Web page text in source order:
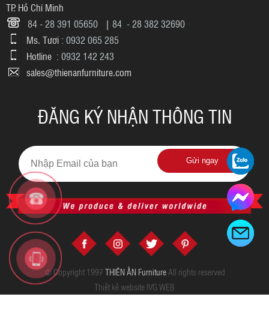
TP. Hồ Chí Minh
84 - 28 391 05650 | 84 - 28 382 32690
Ms. Tươi : 0932 065 285
Hotline : 0932 142 243
sales@thienanfurniture.com
ĐĂNG KÝ NHẬN THÔNG TIN
Gửi ngay
© Copyright 1997 THIÊN ẤN FurnitureAll rights reserved
Thiết kế website IVG WEB